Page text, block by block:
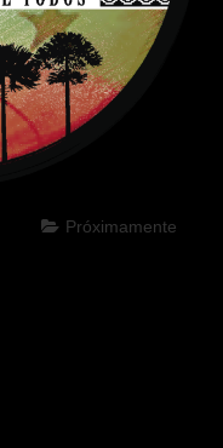
Próximamente